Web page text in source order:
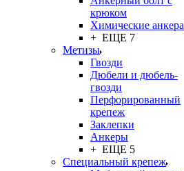
крюком
Химические анкера
+ ЕЩЕ 7
Метизы
Гвозди
Дюбели и дюбель-
гвозди
Перфорированный
крепеж
Заклепки
Анкеры
+ ЕЩЕ 5
Специальный крепеж